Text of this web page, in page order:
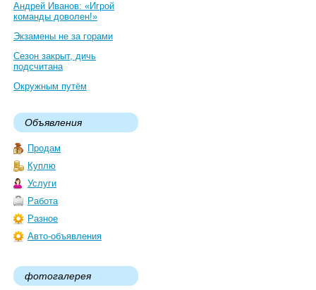
Андрей Иванов: «Игрой
команды доволен!»
Экзамены не за горами
Сезон закрыт, дичь
подсчитана
Окружным путём
Объявления
Продам
Куплю
Услуги
Работа
Разное
Авто-объявления
фотогалерея